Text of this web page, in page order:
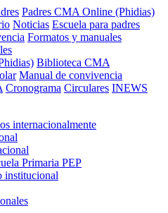
Padres CMA Online (Phidias)
Noticias Escuela para padres
Formatos y manuales
Biblioteca CMA
Manual de convivencia
Cronograma Circulares INEWS
internacionalmente
Primaria PEP
institucional